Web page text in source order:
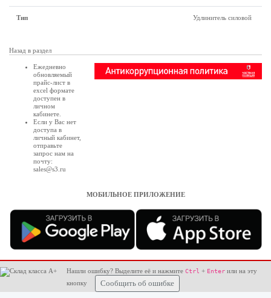
Тип Удлинитель силовой
Назад в раздел
Ежедневно
обновляемый
прайс-лист в
excel формате
доступен в
личном
кабинете
Если у Вас нет
доступа в
личный кабинет,
отправьте
запрос нам на
почту:
sales@s3.ru
МОБИЛЬНОЕ ПРИЛОЖЕНИЕ
Нашли ошибку? Выделите её и нажмите Ctrl + Enter или на эту
кнопку
Сообщить об ошибке